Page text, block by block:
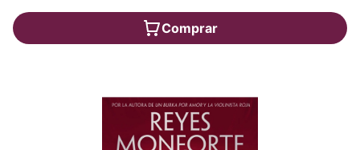
Comprar